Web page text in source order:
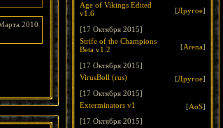
2010
Age of Vikings Edited
v1.6
[Другое]
[17 Октября 2015]
Strife of the Champions
Beta v1.2
[Arena]
[17 Октября 2015]
VirusBoll (rus)
[Другое]
[17 Октября 2015]
Exterminators v1
[AoS]
[17 Октября 2015]